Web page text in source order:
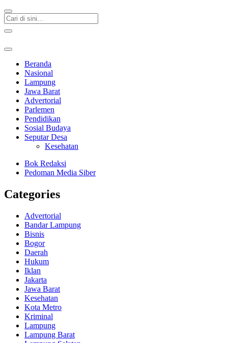
Beranda
Nasional
Lampung
Jawa Barat
Advertorial
Parlemen
Pendidikan
Sosial Budaya
Seputar Desa
Kesehatan
Bok Redaksi
Pedoman Media Siber
Categories
Advertorial
Bandar Lampung
Bisnis
Bogor
Daerah
Hukum
Iklan
Jakarta
Jawa Barat
Kesehatan
Kota Metro
Kriminal
Lampung
Lampung Barat